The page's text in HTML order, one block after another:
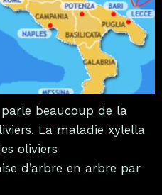
beaucoup de la
La maladie xylella
oliviers
d’arbre en arbre par